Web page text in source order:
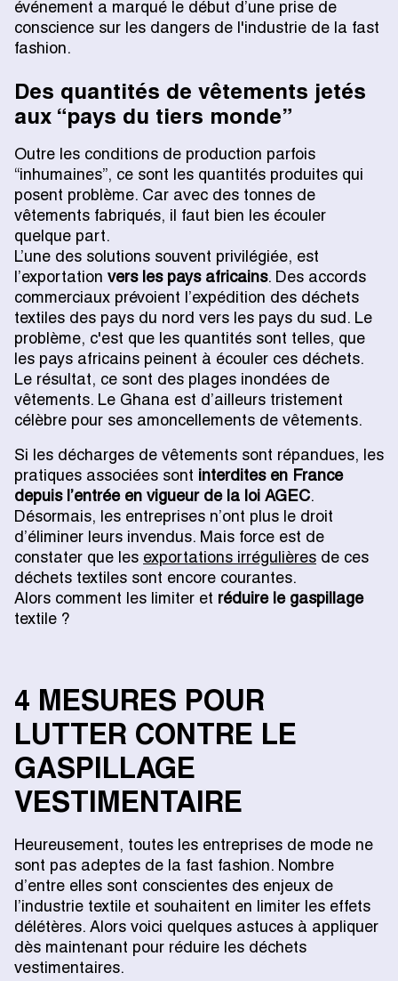
événement a marqué le début d’une prise de
conscience sur les dangers de l'industrie de la fast
fashion.
Des quantités de vêtements jetés
aux “pays du tiers monde”
Outre les conditions de production parfois
“inhumaines”, ce sont les quantités produites qui
posent problème. Car avec des tonnes de
vêtements fabriqués, il faut bien les écouler
quelque part.
L’une des solutions souvent privilégiée, est
l’exportation vers les pays africains. Des accords
commerciaux prévoient l’expédition des déchets
textiles des pays du nord vers les pays du sud. Le
problème, c'est que les quantités sont telles, que
les pays africains peinent à écouler ces déchets.
Le résultat, ce sont des plages inondées de
vêtements. Le Ghana est d’ailleurs tristement
célèbre pour ses amoncellements de vêtements.
Si les décharges de vêtements sont répandues, les
pratiques associées sont interdites en France
depuis l’entrée en vigueur de la loi AGEC.
Désormais, les entreprises n’ont plus le droit
d’éliminer leurs invendus. Mais force est de
constater que les exportations irrégulières de ces
déchets textiles sont encore courantes.
Alors comment les limiter et réduire le gaspillage
textile ?
4 MESURES POUR
LUTTER CONTRE LE
GASPILLAGE
VESTIMENTAIRE
Heureusement, toutes les entreprises de mode ne
sont pas adeptes de la fast fashion. Nombre
d’entre elles sont conscientes des enjeux de
l’industrie textile et souhaitent en limiter les effets
délétères. Alors voici quelques astuces à appliquer
dès maintenant pour réduire les déchets
vestimentaires.